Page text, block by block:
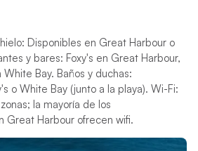
Disponibles en Great Harbour o
y bares: Foxy's en Great Harbour,
Bay. Baños y duchas:
o White Bay (junto a la playa). Wi-Fi:
la mayoría de los
Great Harbour ofrecen wifi.